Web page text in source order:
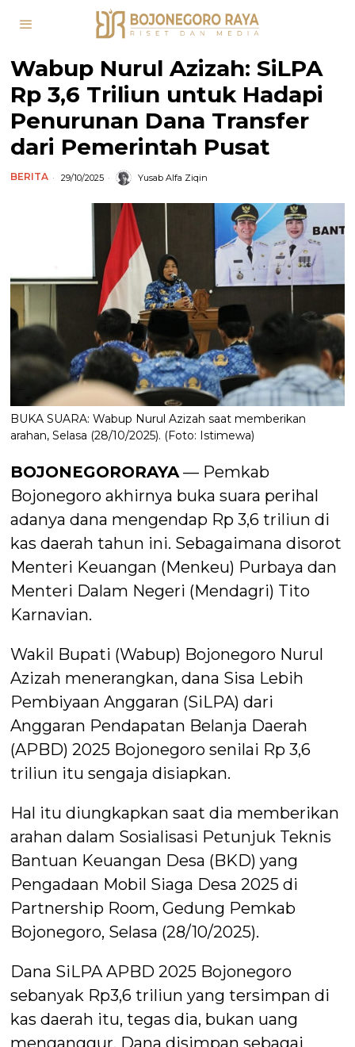
Wabup Nurul Azizah: SiLPA
Rp 3,6 Triliun untuk Hadapi
Penurunan Dana Transfer
dari Pemerintah Pusat
BERITA 29/10/2025 Yusab Alfa Ziqin
BUKA SUARA: Wabup Nurul Azizah saat memberikan
arahan, Selasa (28/10/2025). (Foto: Istimewa)
BOJONEGORORAYA — Pemkab
Bojonegoro akhirnya buka suara perihal
adanya dana mengendap Rp 3,6 triliun di
kas daerah tahun ini. Sebagaimana disorot
Menteri Keuangan (Menkeu) Purbaya dan
Menteri Dalam Negeri (Mendagri) Tito
Karnavian.
Wakil Bupati (Wabup) Bojonegoro Nurul
Azizah menerangkan, dana Sisa Lebih
Pembiyaan Anggaran (SiLPA) dari
Anggaran Pendapatan Belanja Daerah
(APBD) 2025 Bojonegoro senilai Rp 3,6
triliun itu sengaja disiapkan.
Hal itu diungkapkan saat dia memberikan
arahan dalam Sosialisasi Petunjuk Teknis
Bantuan Keuangan Desa (BKD) yang
Pengadaan Mobil Siaga Desa 2025 di
Partnership Room, Gedung Pemkab
Bojonegoro, Selasa (28/10/2025).
Dana SiLPA APBD 2025 Bojonegoro
sebanyak Rp3,6 triliun yang tersimpan di
kas daerah itu, tegas dia, bukan uang
menganggur. Dana disimpan sebagai